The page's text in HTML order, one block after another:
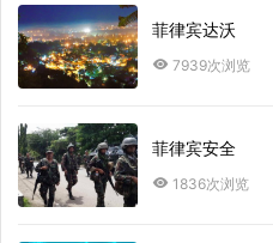
菲律宾达沃
7939次浏览
菲律宾安全
1836次浏览